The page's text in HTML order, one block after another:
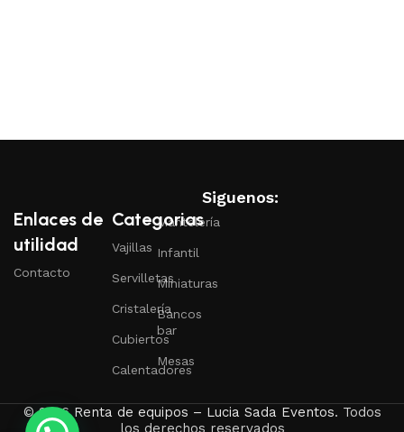
Enlaces de
utilidad
Contacto
Categorias
Vajillas
Servilletas
Cristalería
Cubiertos
Calentadores
Mantelería
Infantil
Miniaturas
Bancos
bar
Mesas
Siguenos:
© 2026Renta de equipos – Lucia Sada Eventos. Todos
los derechos reservados